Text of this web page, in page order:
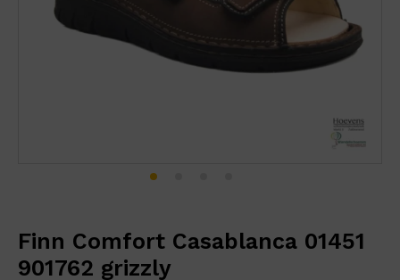
Finn Comfort Casablanca 01451
901762 grizzly